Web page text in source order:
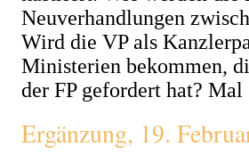
Neuverhandlungen
Wird die VP als
Ministerien bekommen,
der FP gefordert hat? Mal
Ergänzung, 19.